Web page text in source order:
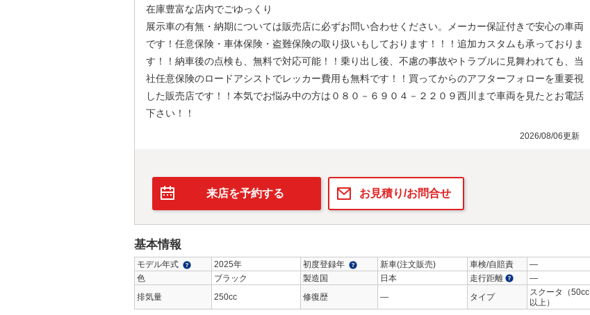
在庫豊富な店内でごゆっくり
展示車の有無・納期については販売店に必ずお問い合わせください。メーカー保証付きで安心の車両
です！任意保険・車体保険・盗難保険の取り扱いもしております！！！追加カスタムも承っておりま
す！！納車後の点検も、無料で対応可能！！乗り出し後、不慮の事故やトラブルに見舞われても、当
社任意保険のロードアシストでレッカー費用も無料です！！買ってからのアフターフォローを重要視
した販売店です！！本気でお悩み中の方は０８０－６９０４－２２０９西川まで車両を見たとお電話
下さい！！
2026/08/06更新
来店を予約する お見積り/お問合せ
基本情報
モデル年式 2025年 初度登録年 新車(注文販売) 車検/自賠責
―
色
ブラック 製造国 日本 走行距離
―
排気量
250cc 修復歴 ― タイプ
スクータ（50cc
以上）